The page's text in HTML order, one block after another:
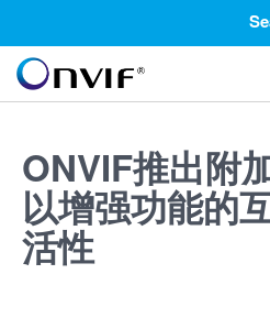
ONVIF推出附
以增强功能的
活性